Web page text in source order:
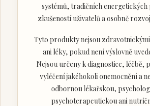
systémů, tradičních
zkušeností uživatelů a osobně
Tyto produkty nejsou
ani léky, pokud není výslovně
Nejsou určeny k diagnostice, léčbě,
vyléčení jakéhokoli onemocnění a
odbornou lékařskou,
psychoterapeutickou ani